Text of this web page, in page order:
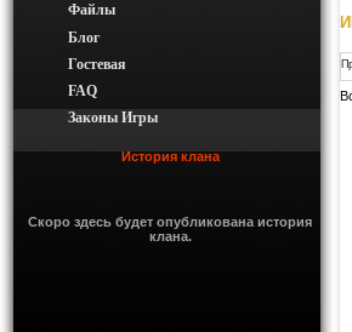
Файлы
Блог
Гостевая
FAQ
Законы Игры
История клана
Скоро здесь будет опубликована история
клана.